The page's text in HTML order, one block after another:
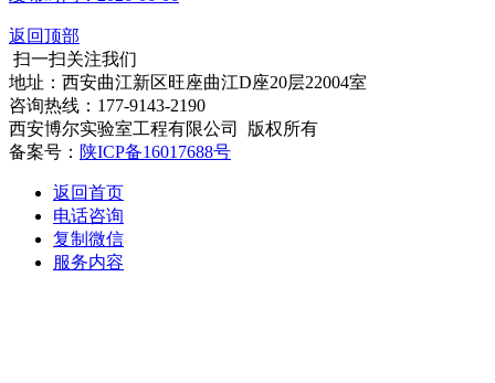
返回顶部
扫一扫关注我们
地址：西安曲江新区旺座曲江D座20层22004室
咨询热线：177-9143-2190
西安博尔实验室工程有限公司 版权所有
备案号： 陕ICP备16017688号
返回首页
电话咨询
复制微信
服务内容